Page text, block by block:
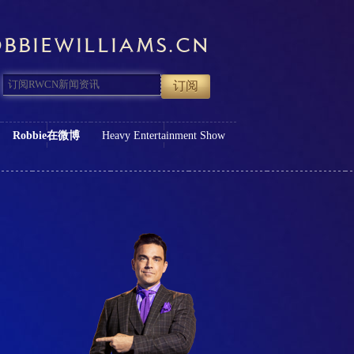
Robbie在微博 Heavy Entertainment Show